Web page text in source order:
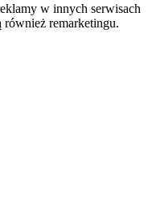
w innych serwisach
remarketingu.